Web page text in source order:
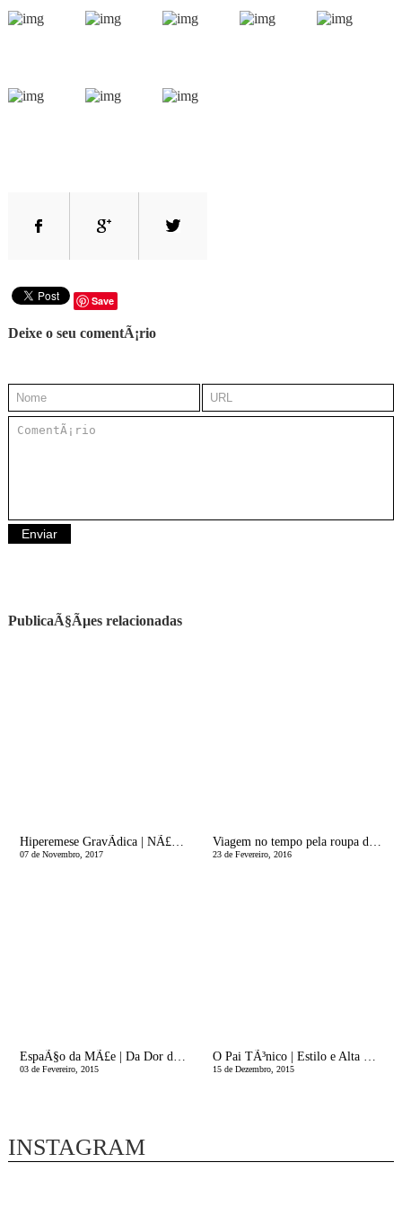
Save
Deixe o seu comentÃ¡rio
PublicaÃ§Ãµes relacionadas
Hiperemese GravÃ­dica | NÃ£o Ã© sÃ³ Ã Kate que acontece (e muitas ideias de estilo para este inverno)
07 de Novembro, 2017
Viagem no tempo pela roupa de maternidade
23 de Fevereiro, 2016
EspaÃ§o da MÃ£e | Da Dor da Perda
03 de Fevereiro, 2015
O Pai TÃ³nico | Estilo e Alta Postura
15 de Dezembro, 2015
INSTAGRAM